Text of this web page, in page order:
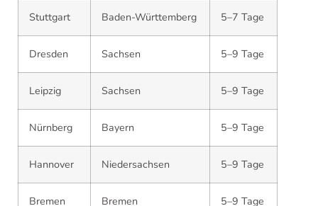
Stuttgart Baden-Württemberg 5–7 Tage
Dresden Sachsen 5–9 Tage
Leipzig Sachsen 5–9 Tage
Nürnberg Bayern 5–9 Tage
Hannover Niedersachsen 5–9 Tage
Bremen Bremen 5–9 Tage